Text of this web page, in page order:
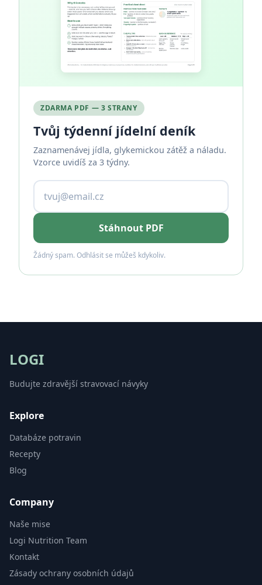
ZDARMA PDF — 3 STRANY
Tvůj týdenní jídelní deník
Zaznamenávej jídla, glykemickou zátěž a náladu.
Vzorce uvidíš za 3 týdny.
Stáhnout PDF
Žádný spam. Odhlásit se můžeš kdykoliv.
LOGI
Budujte zdravější stravovací návyky
Explore
Databáze potravin
Recepty
Blog
Company
Naše mise
Logi Nutrition Team
Kontakt
Zásady ochrany osobních údajů